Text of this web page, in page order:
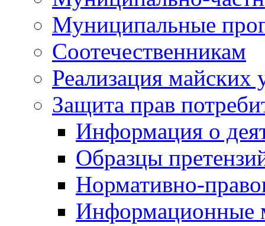
Муниципальные
Соотечественникам
Реализация майских
Защита прав
Информация о
Образцы
Нормативно-
Информационные